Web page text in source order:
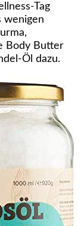
Tag
wenigen
Body Butter
Öl dazu.